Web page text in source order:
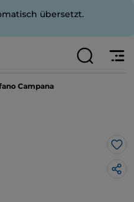
übersetzt.
Campana